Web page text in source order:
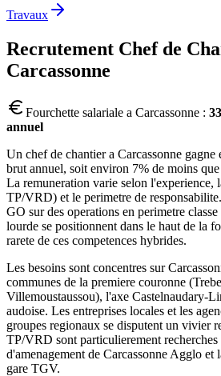
Travaux
Recrutement Chef de
Carcassonne
Fourchette salariale a Carcassonne :
annuel
Un chef de chantier a Carcassonne
brut annuel, soit environ 7% de moins
La remuneration varie selon l'experience,
TP/VRD) et le perimetre de
GO sur des operations en perimetre
lourde se positionnent dans le haut de la
rarete de ces competences hybrides.
Les besoins sont concentres sur
communes de la premiere couronne
Villemoustaussou), l'axe Castelnaudary-
audoise. Les entreprises locales et les
groupes regionaux se disputent un vivier
TP/VRD sont particulierement recherches
d'amenagement de Carcassonne Agglo et
gare TGV.